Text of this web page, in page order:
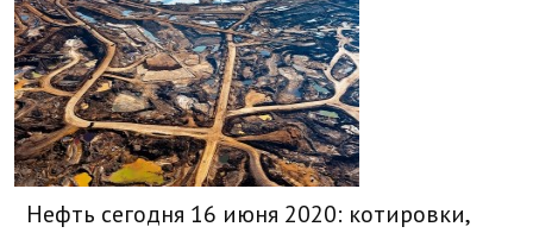
Нефть сегодня 16 июня 2020: котировки,